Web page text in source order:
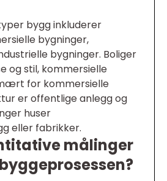
bygg inkluderer
bygninger,
bygninger. Boliger
og stil, kommersielle
for kommersielle
er offentlige anlegg og
huser
eller fabrikker.
målinger